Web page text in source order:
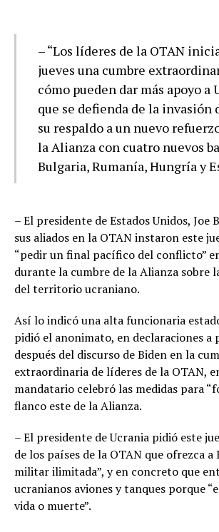
– “Los líderes de la OTAN
jueves una cumbre
cómo pueden dar más apoyo a
que se defienda de la invasión
su respaldo a un nuevo
la Alianza con cuatro nuevos
Bulgaria, Rumanía, Hungría y
– El presidente de Estados Unidos, Joe
sus aliados en la OTAN instaron este
“pedir un final pacífico del conflicto”
durante la cumbre de la Alianza sobre
del territorio ucraniano.
Así lo indicó una alta funcionaria
pidió el anonimato, en declaraciones a
después del discurso de Biden en la
extraordinaria de líderes de la OTAN,
mandatario celebró las medidas para
flanco este de la Alianza.
– El presidente de Ucrania pidió este
de los países de la OTAN que ofrezca a
militar ilimitada”, y en concreto que
ucranianos aviones y tanques porque
vida o muerte”.